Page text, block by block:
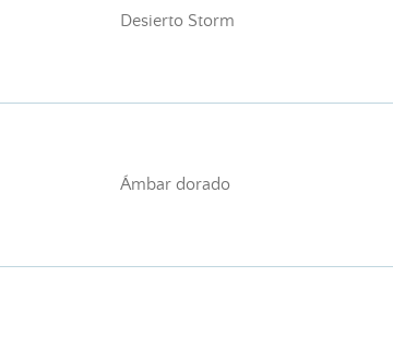
Desierto Storm
Ámbar dorado